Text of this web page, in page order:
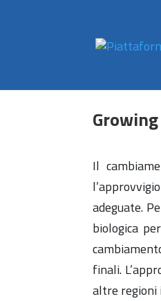
Il
adeguate.
biologica
finali.
altre regioni